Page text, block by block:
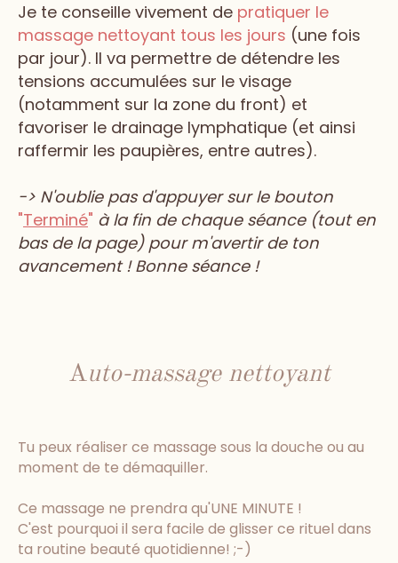
Je te conseille vivement de pratiquer le
massage nettoyant tous les jours (une fois
par jour). Il va permettre de détendre les
tensions accumulées sur le visage
(notamment sur la zone du front) et
favoriser le drainage lymphatique (et ainsi
raffermir les paupières, entre autres).
-> N'oublie pas d'appuyer sur le bouton
"Terminé" à la fin de chaque séance (tout en
bas de la page) pour m'avertir de ton
avancement ! Bonne séance !
Auto-massage nettoyant
Tu peux réaliser ce massage sous la douche ou au
moment de te démaquiller.
Ce massage ne prendra qu'UNE MINUTE !
C'est pourquoi il sera facile de glisser ce rituel dans
ta routine beauté quotidienne! ;-)